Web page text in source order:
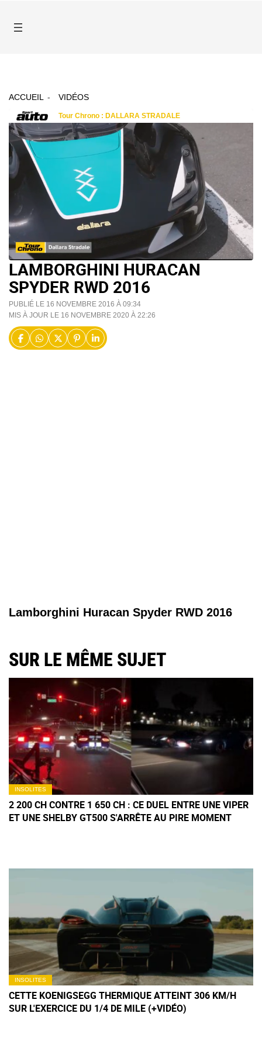
ACCUEIL VIDÉOS
LAMBORGHINI HURACAN
SPYDER RWD 2016
PUBLIÉ LE 16 NOVEMBRE 2016 À 09:34
MIS À JOUR LE 16 NOVEMBRE 2020 À 22:26
Lamborghini Huracan Spyder RWD 2016
SUR LE MÊME SUJET
INSOLITES
2 200 CH CONTRE 1 650 CH : CE DUEL ENTRE UNE VIPER
ET UNE SHELBY GT500 S'ARRÊTE AU PIRE MOMENT
INSOLITES
CETTE KOENIGSEGG THERMIQUE ATTEINT 306 KM/H
SUR L'EXERCICE DU 1/4 DE MILE (+VIDÉO)